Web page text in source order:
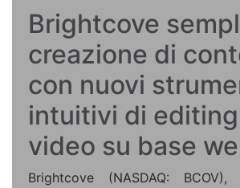
Brightcove
creazione di
con nuovi
intuitivi di
video su base
Brightcove (NASDAQ: